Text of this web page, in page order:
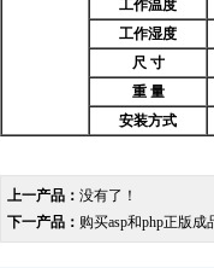
工作温度
工作湿度
尺 寸
重 量
安装方式
上一产品： 没有了！
下一产品： 购买asp和php正版